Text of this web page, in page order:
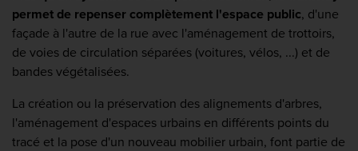
permet de repenser complètement l'espace public, d'une
façade à l'autre de la rue avec l'aménagement de trottoirs,
de voies de circulation séparées (voitures, vélos, ...) et de
bandes végétalisées.
La création ou la préservation des alignements d'arbres,
l'aménagement d'espaces urbains en différents points du
tracé et la pose d'un nouveau mobilier urbain, font partie de